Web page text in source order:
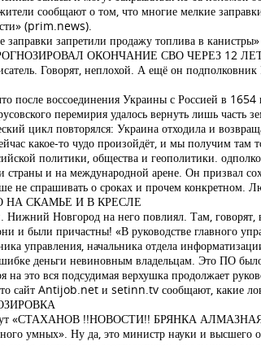
сообщают о том, что многие мелкие
(prim.news).
заправки запретили продажу топлива в
ОКОНЧАНИЕ СВО ЧЕРЕЗ 12
Говорят, неплохой. А ещё он
после воссоединения Украины с Россией в 1654
перемирия удалось вернуть лишь часть
цикл повторялся: Украина отходила и
какое-то чудо произойдёт, и мы получим там
политики, общества и геополитики.
и на международной арене. Он призвал
не спрашивать о сроках и прочем
СКАМЬЕ И В КРЕСЛЕ
Новгород на него повлиял. Там, говорят,
и были причастны! «В руководстве главного
управления, начальника отдела
деньги невиновным владельцам. Это ПО
на это вся подсудимая верхушка продолжает
сайт Antijob.net и setinn.tv сообщают, какие
«СТАХАНОВ !!НОВОСТИ!! БРЯНКА АЛМАЗНАЯ
умных». Ну да, это министр науки и высшего